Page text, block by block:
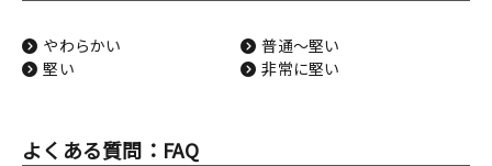
やわらかい
普通〜堅い
堅い
非常に堅い
よくある質問：FAQ